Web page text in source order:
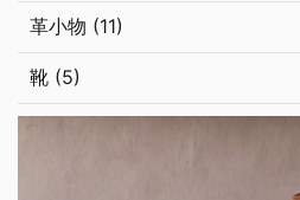
革小物 (11)
靴 (5)